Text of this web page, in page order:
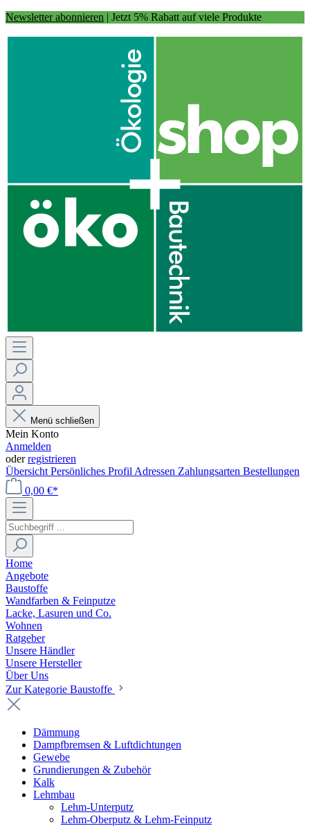
Newsletter abonnieren | Jetzt 5% Rabatt auf viele Produkte
Menü schließen
Mein Konto
Anmelden
oderregistrieren
Übersicht Persönliches Profil Adressen Zahlungsarten Bestellungen
0,00 €*
Home
Angebote
Baustoffe
Wandfarben & Feinputze
Lacke, Lasuren und Co.
Wohnen
Ratgeber
Unsere Händler
Unsere Hersteller
Über Uns
Zur Kategorie Baustoffe
Dämmung
Dampfbremsen & Luftdichtungen
Gewebe
Grundierungen & Zubehör
Kalk
Lehmbau
Lehm-Unterputz
Lehm-Oberputz & Lehm-Feinputz